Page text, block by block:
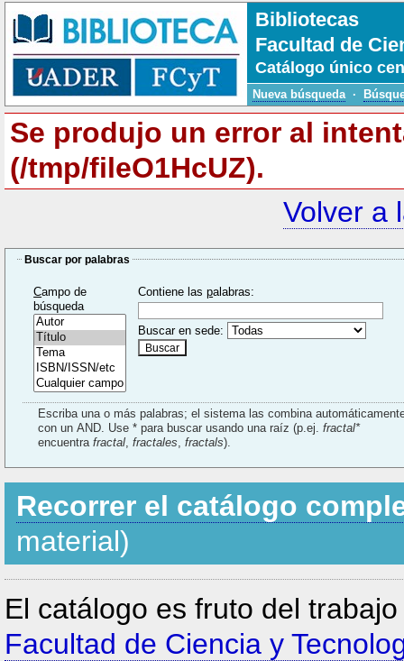
Bibliotecas
Facultad de
Catálogo único
Nueva búsqueda ·
Se produjo un error al
(/tmp/fileO1HcUZ).
Volver a
Buscar por palabras
Campo de
búsqueda
Contiene laspalabras:
Buscar en sede:
Escriba una o más palabras; el sistema las combina
con un AND. Use * para buscar usando una raíz (p.ej.fractal*
encuentrafractal ,fractales ,fractals).
Recorrer el catálogo
material)
El catálogo es fruto del
Facultad de Ciencia y